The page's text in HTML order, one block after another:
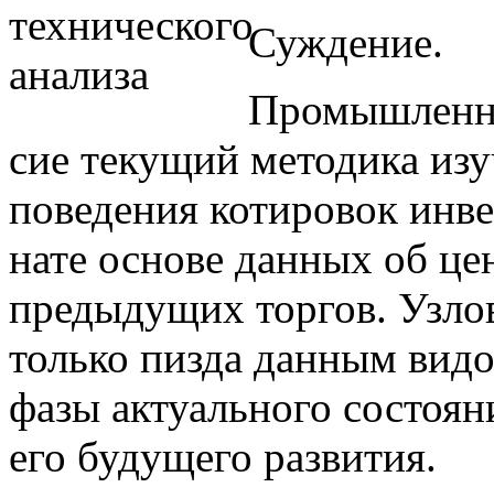
Суждение.
сие текущий методика
поведения котировок
нате основе данных об
предыдущих торгов.
только пизда данным
фазы актуального
его будущего развития.